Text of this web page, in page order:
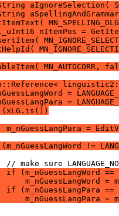
aIgnoreSelection(
nItemPos =
MN_AUTOCORR,
=
=
m_nGuessLangPara =
!=
if (m_nGuessLangWord ==
m_nGuessLangWord =
if (m_nGuessLangPara ==
m_nGuessLangPara =